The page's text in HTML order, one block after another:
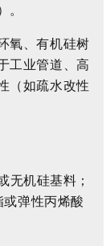
。
氧、有机硅树
工业管道、高
（如疏水改性
机硅基料；
弹性丙烯酸